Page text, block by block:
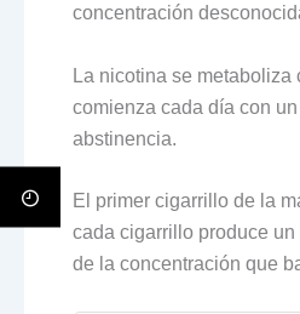
concentración
La nicotina se
comienza cada día con
abstinencia.
El primer cigarrillo de la
cada cigarrillo produce
de la concentración que